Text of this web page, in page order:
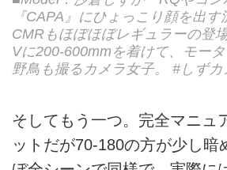
『CAPA』にひょっこり顔を出す
CMRもほぼほぼレギュラーの登
Vに200-600mmを着けて、モー
野鳥も撮るカメラ女子。 #しずカ
そしてもう一つ。完全マニュ
ットだが70-180の方が少し暗